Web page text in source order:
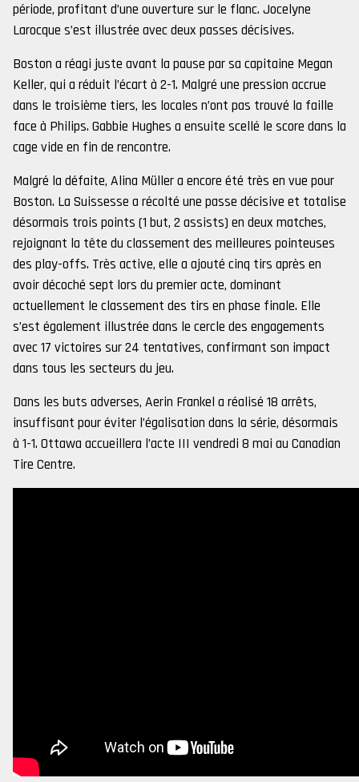
période, profitant d’une ouverture sur le flanc. Jocelyne
Larocque s’est illustrée avec deux passes décisives.
Boston a réagi juste avant la pause par sa capitaine Megan
Keller, qui a réduit l’écart à 2-1. Malgré une pression accrue
dans le troisième tiers, les locales n’ont pas trouvé la faille
face à Philips. Gabbie Hughes a ensuite scellé le score dans la
cage vide en fin de rencontre.
Malgré la défaite, Alina Müller a encore été très en vue pour
Boston. La Suissesse a récolté une passe décisive et totalise
désormais trois points (1 but, 2 assists) en deux matches,
rejoignant la tête du classement des meilleures pointeuses
des play-offs. Très active, elle a ajouté cinq tirs après en
avoir décoché sept lors du premier acte, dominant
actuellement le classement des tirs en phase finale. Elle
s’est également illustrée dans le cercle des engagements
avec 17 victoires sur 24 tentatives, confirmant son impact
dans tous les secteurs du jeu.
Dans les buts adverses, Aerin Frankel a réalisé 18 arrêts,
insuffisant pour éviter l’égalisation dans la série, désormais
à 1-1. Ottawa accueillera l’acte III vendredi 8 mai au Canadian
Tire Centre.